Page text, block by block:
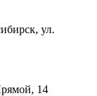
ул.
14